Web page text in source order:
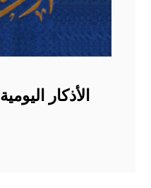
الأذكار اليومية